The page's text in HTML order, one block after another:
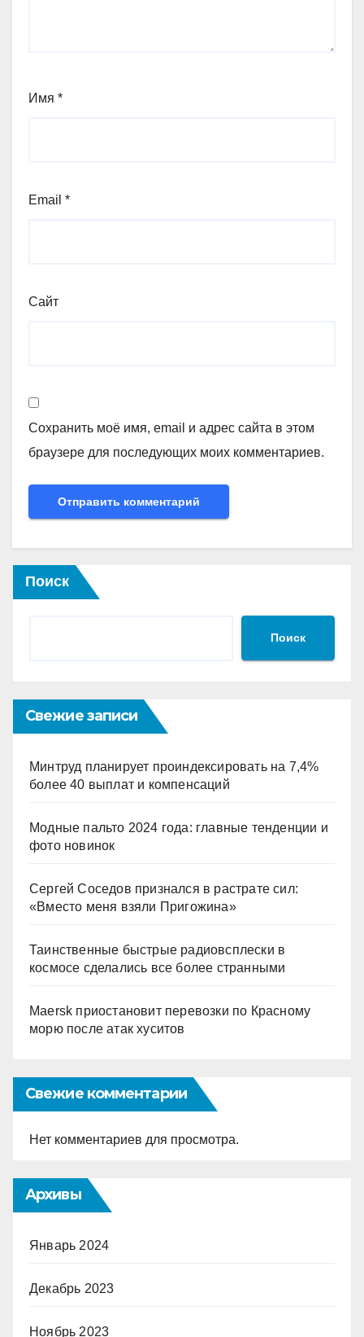
Имя *
Email *
Сайт
Сохранить моё имя, email и адрес сайта в этом
браузере для последующих моих комментариев.
Поиск
Поиск
Свежие записи
Минтруд планирует проиндексировать на 7,4%
более 40 выплат и компенсаций
Модные пальто 2024 года: главные тенденции и
фото новинок
Сергей Соседов признался в растрате сил:
«Вместо меня взяли Пригожина»
Таинственные быстрые радиовсплески в
космосе сделались все более странными
Maersk приостановит перевозки по Красному
морю после атак хуситов
Свежие комментарии
Нет комментариев для просмотра.
Архивы
Январь 2024
Декабрь 2023
Ноябрь 2023